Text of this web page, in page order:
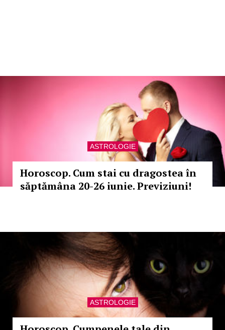
ASTROLOGIE
Horoscop. Cum stai cu dragostea în
săptămâna 20-26 iunie. Previziuni!
ASTROLOGIE